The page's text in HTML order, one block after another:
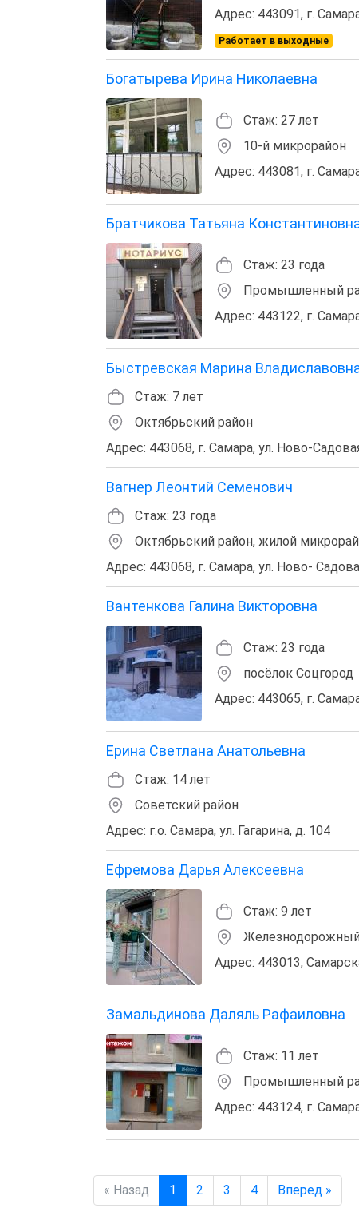
Адрес: 443091, г.
Работает в выходные
Богатырева Ирина Николаевна
Стаж: 27 лет
10-й микрорайон
Адрес: 443081, г.
Братчикова Татьяна
Стаж: 23 года
Промышленный
Адрес: 443122, г.
Быстревская Марина
Стаж: 7 лет
Октябрьский район
Адрес: 443068, г. Самара, ул. Ново-
Вагнер Леонтий Семенович
Стаж: 23 года
Октябрьский район, жилой
Адрес: 443068, г. Самара, ул. Ново-
Вантенкова Галина Викторовна
Стаж: 23 года
посёлок Соцгород
Адрес: 443065, г.
Ерина Светлана Анатольевна
Стаж: 14 лет
Советский район
Адрес: г.о. Самара, ул. Гагарина, д. 104
Ефремова Дарья Алексеевна
Стаж: 9 лет
Адрес: 443013,
Замальдинова Даляль Рафаиловна
Стаж: 11 лет
Промышленный
Адрес: 443124, г.
« Назад 1 2 3 4 Вперед »